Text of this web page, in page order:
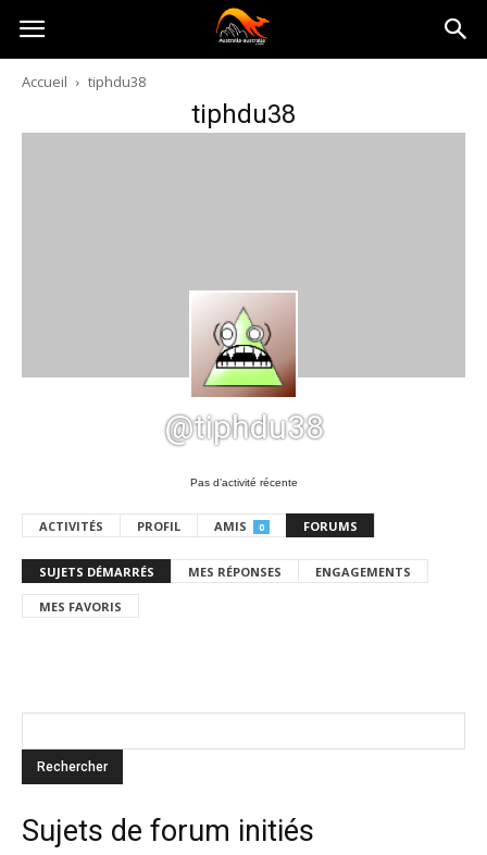
Australia-
australie.com
Accueil tiphdu38
tiphdu38
@tiphdu38
Pas d’activité récente
ACTIVITÉS PROFIL AMIS 0 FORUMS
SUJETS DÉMARRÉS MES RÉPONSES ENGAGEMENTS
MES FAVORIS
Sujets de forum initiés